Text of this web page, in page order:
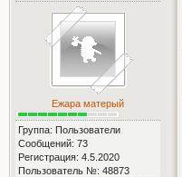
Ежара матерый
Группа: Пользователи
Сообщений: 73
Регистрация: 4.5.2020
Пользователь №: 48873